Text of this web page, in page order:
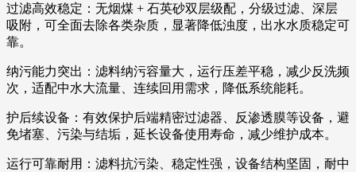
过滤高效稳定：无烟煤 + 石英砂双层级配，分级过滤、深层
吸附，可全面去除各类杂质，显著降低浊度，出水水质稳定可
靠。
纳污能力突出：滤料纳污容量大，运行压差平稳，减少反洗频
次，适配中水大流量、连续回用需求，降低系统能耗。
护后续设备：有效保护后端精密过滤器、反渗透膜等设备，避
免堵塞、污染与结垢，延长设备使用寿命，减少维护成本。
运行可靠耐用：滤料抗污染、稳定性强，设备结构坚固，耐中